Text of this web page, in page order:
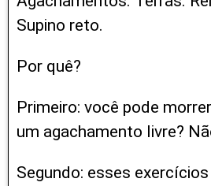
Supino reto.
Por quê?
Primeiro: você pode
um agachamento livre?
Segundo: esses